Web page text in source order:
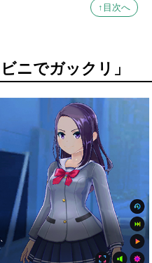
↑目次へ
ニでガックリ」